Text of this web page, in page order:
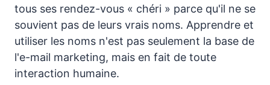
tous ses rendez-vous « chéri » parce qu'il ne se
souvient pas de leurs vrais noms. Apprendre et
utiliser les noms n'est pas seulement la base de
l'e-mail marketing, mais en fait de toute
interaction humaine.